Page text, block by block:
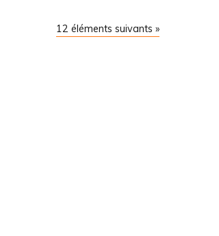
12 éléments suivants »